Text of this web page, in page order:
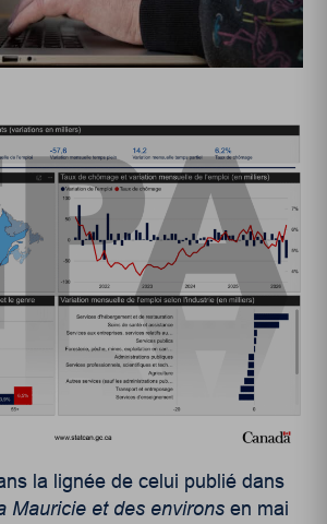
la lignée de celui publié dans
Mauricie et des environs en mai